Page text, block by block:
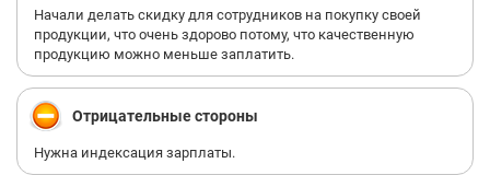
Начали делать скидку для сотрудников на покупку своей
продукции, что очень здорово потому, что качественную
продукцию можно меньше заплатить.
Отрицательные стороны
Нужна индексация зарплаты.